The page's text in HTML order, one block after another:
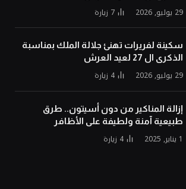
29 يوليو, 2026 7 زيارة
سكينة لفريرات تهنئ جلالة الملك بمناسبة
الذكرى ال 27 لعيد العرش
29 يوليو, 2026 4 زيارة
إزالة المناكير من دون أسيتون.. طرق
طبيعية آمنة ولطيفة على الأظافر
1 يناير, 2025 4 زيارة